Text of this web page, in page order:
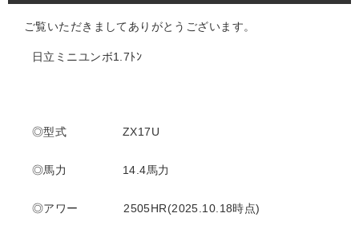
ご覧いただきましてありがとうございます。
日立ミニユンボ1.7ﾄﾝ
◎型式 ZX17U
◎馬力 14.4馬力
◎アワー 2505HR(2025.10.18時点)